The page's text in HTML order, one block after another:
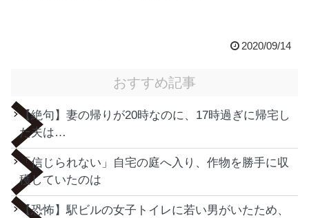
2020/09/14
おすすめ記事
【絶句】妻の帰りが20時なのに、17時過ぎに帰宅し
た夫は…
「信じられない」自宅の庭へ入り、作物を勝手に収
穫していたのは
【恐怖】駅ビルの女子トイレに若い男がいたため、